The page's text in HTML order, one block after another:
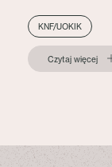
KNF/UOKIK
Czytaj więcej